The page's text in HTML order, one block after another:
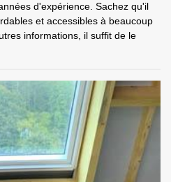
d'expérience. Sachez qu'il
et accessibles à beaucoup
informations, il suffit de le